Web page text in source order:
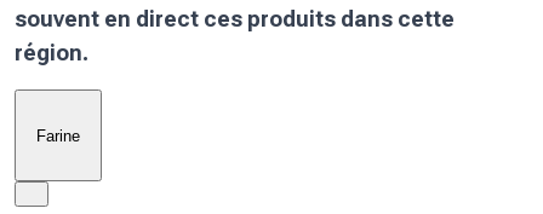
souvent en direct ces produits dans cette
région.
Farine